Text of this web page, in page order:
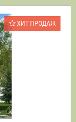
ХИТ ПРОДАЖ